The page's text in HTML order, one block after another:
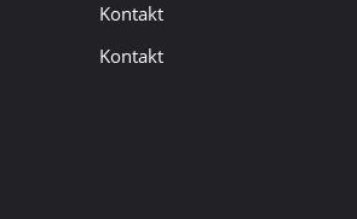
Kontakt
Kontakt